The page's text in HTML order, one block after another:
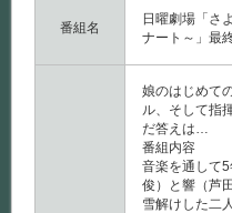
最
終
番組名
日曜劇場「さ
ナート～」最
娘のはじめて
ル、そして指
だ答えは…
番組内容
音楽を通して
俊）と響（芦
雪解けした二